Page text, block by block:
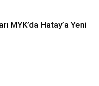
MYK’da Hatay’a Yeni